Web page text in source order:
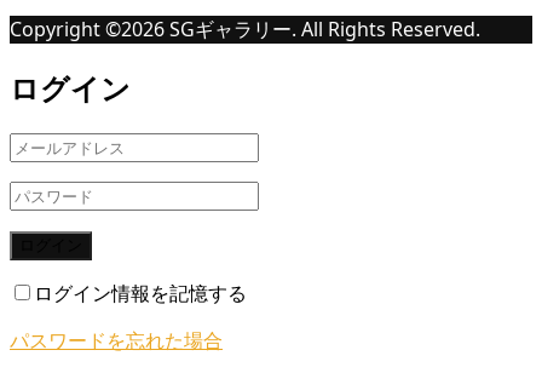
Copyright ©2026SGギャラリー. All Rights Reserved.
ログイン
ログイン情報を記憶する
パスワードを忘れた場合